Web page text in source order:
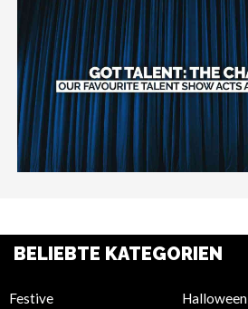
BELIEBTE KATEGORIEN
Festive
Halloween